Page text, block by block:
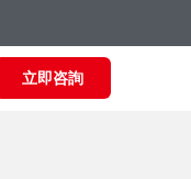
立即咨詢